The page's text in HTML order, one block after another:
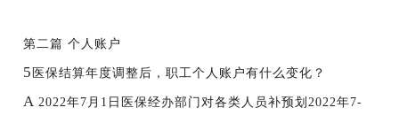
第二篇 个人账户
5医保结算年度调整后，职工个人账户有什么变化？
A2022年7月1日医保经办部门对各类人员补预划 2022年7-